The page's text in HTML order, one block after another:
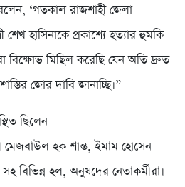
‘গতকাল রাজশাহী জেলা
হাসিনাকে প্রকাশ্যে হত্যার হুমকি
বিক্ষোভ মিছিল করেছি যেন অতি দ্রুত
জোর দাবি জানাচ্ছি।”
ছিলেন
মেজবাউল হক শান্ত, ইমাম হোসেন
বিভিন্ন হল, অনুষদের নেতাকর্মীরা।